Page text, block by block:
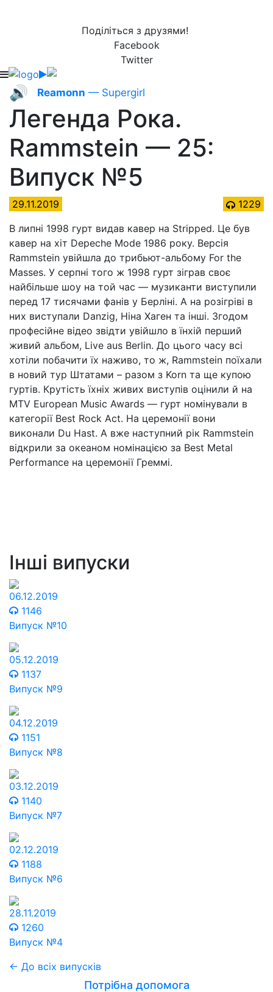
Поділіться з друзями!
Facebook
Twitter
🔊 Reamonn — Supergirl
Легенда Рока.
Rammstein — 25:
Випуск №5
29.11.2019
1229
В липні 1998 гурт видав кавер на Stripped. Це був
кавер на хіт Depeche Mode 1986 року. Версія
Rammstein увійшла до трибьют-альбому For the
Masses. У серпні того ж 1998 гурт зіграв своє
найбільше шоу на той час — музиканти виступили
перед 17 тисячами фанів у Берліні. А на розігріві в
них виступали Danzig, Ніна Хаген та інші. Згодом
професійне відео звідти увійшло в їнхій перший
живий альбом, Live aus Berlin. До цього часу всі
хотіли побачити їх наживо, то ж, Rammstein поїхали
в новий тур Штатами – разом з Korn та ще купою
гуртів. Крутість їхніх живих виступів оцінили й на
MTV European Music Awards — гурт номінували в
категорії Best Rock Act. На церемонії вони
виконали Du Hast. А вже наступний рік Rammstein
відкрили за океаном номінацією за Best Metal
Performance на церемонії Греммі.
Інші випуски
06.12.2019
1146
Випуск №10
05.12.2019
1137
Випуск №9
04.12.2019
1151
Випуск №8
03.12.2019
1140
Випуск №7
02.12.2019
1188
Випуск №6
28.11.2019
1260
Випуск №4
← До всіх випусків
Потрібна допомога